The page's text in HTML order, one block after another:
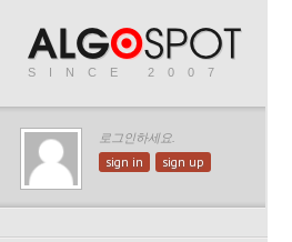
SINCE 2007
로그인하세요.
sign in sign up